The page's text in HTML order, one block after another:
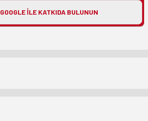
GOOGLE ILE KATKIDA BULUNUN